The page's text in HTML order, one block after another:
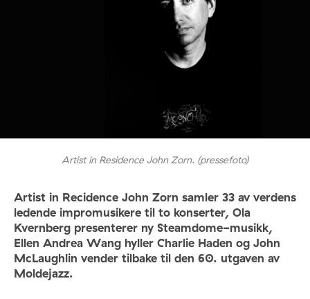
Artist in Residence John Zorn. (pressefoto)
Artist in Recidence John Zorn samler 33 av verdens
ledende impromusikere til to konserter, Ola
Kvernberg presenterer ny Steamdome-musikk,
Ellen Andrea Wang hyller Charlie Haden og John
McLaughlin vender tilbake til den 60. utgaven av
Moldejazz.